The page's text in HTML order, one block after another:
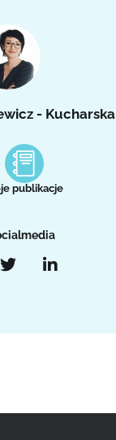
- Kucharska
publikacje